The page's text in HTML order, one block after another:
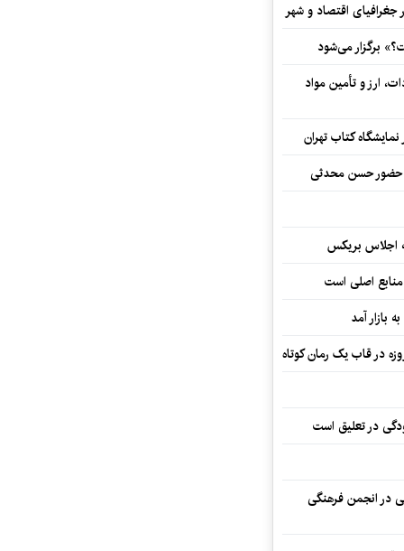
اقتصاد و شهر
برگزار می‌شود
ارز و تأمین مواد
کتاب تهران
حضور حسن محدثی
اجلاس بریکس
منابع اصلی است
بازار آمد
در تعلیق است
در انجمن فرهنگی